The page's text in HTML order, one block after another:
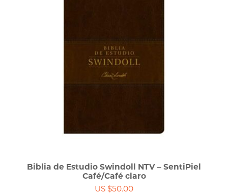
Biblia de Estudio Swindoll NTV – SentiPiel
Café/Café claro
US $50.00